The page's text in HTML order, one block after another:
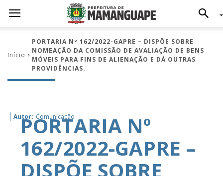
Início
PORTARIA Nº 162/2022-GAPRE – DISPÕE SOBRE
NOMEAÇÃO DA COMISSÃO DE AVALIAÇÃO DE BENS
MÓVEIS PARA FINS DE ALIENAÇÃO E DÁ OUTRAS
PROVIDÊNCIAS.
Autor: Comunicação
PORTARIA Nº
162/2022-GAPRE –
DISPÕE SOBRE